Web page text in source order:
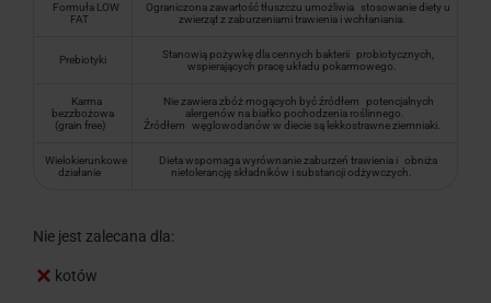
Formuła LOW
FAT
Ograniczona zawartość tłuszczu umożliwia stosowanie diety u
zwierząt z zaburzeniami trawienia i wchłaniania.
Prebiotyki
Stanowią pożywkę dla cennych bakterii probiotycznych,
wspierających pracę układu pokarmowego.
Karma
bezzbożowa
(grain free)
Nie zawiera zbóż mogących być źródłem potencjalnych
alergenów na białko pochodzenia roślinnego.
Źródłem węglowodanów w diecie są lekkostrawne ziemniaki.
Wielokierunkowe
działanie
Dieta wspomaga wyrównanie zaburzeń trawienia i obniża
nietolerancję składników i substancji odżywczych.
Nie jest zalecana dla:
kotów